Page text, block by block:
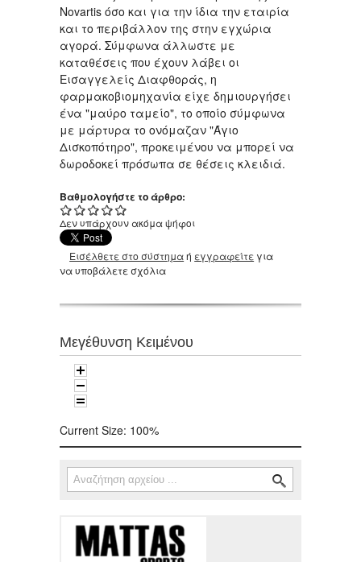
Novartis όσο και για την ίδια την εταιρία
και το περιβάλλον της στην εγχώρια
αγορά. Σύμφωνα άλλωστε με
καταθέσεις που έχουν λάβει οι
Εισαγγελείς Διαφθοράς, η
φαρμακοβιομηχανία είχε δημιουργήσει
ένα "μαύρο ταμείο", το οποίο σύμφωνα
με μάρτυρα το ονόμαζαν "Άγιο
Δισκοπότηρο", προκειμένου να μπορεί να
δωροδοκεί πρόσωπα σε θέσεις κλειδιά.
Βαθμολογήστε το άρθρο:
Δεν υπάρχουν ακόμα ψήφοι
Εισέλθετε στο σύστημαή εγγραφείτε για
να υποβάλετε σχόλια
Μεγέθυνση Κειμένου
Current Size: 100%
Φόρμα αναζήτησης
Αναζήτηση